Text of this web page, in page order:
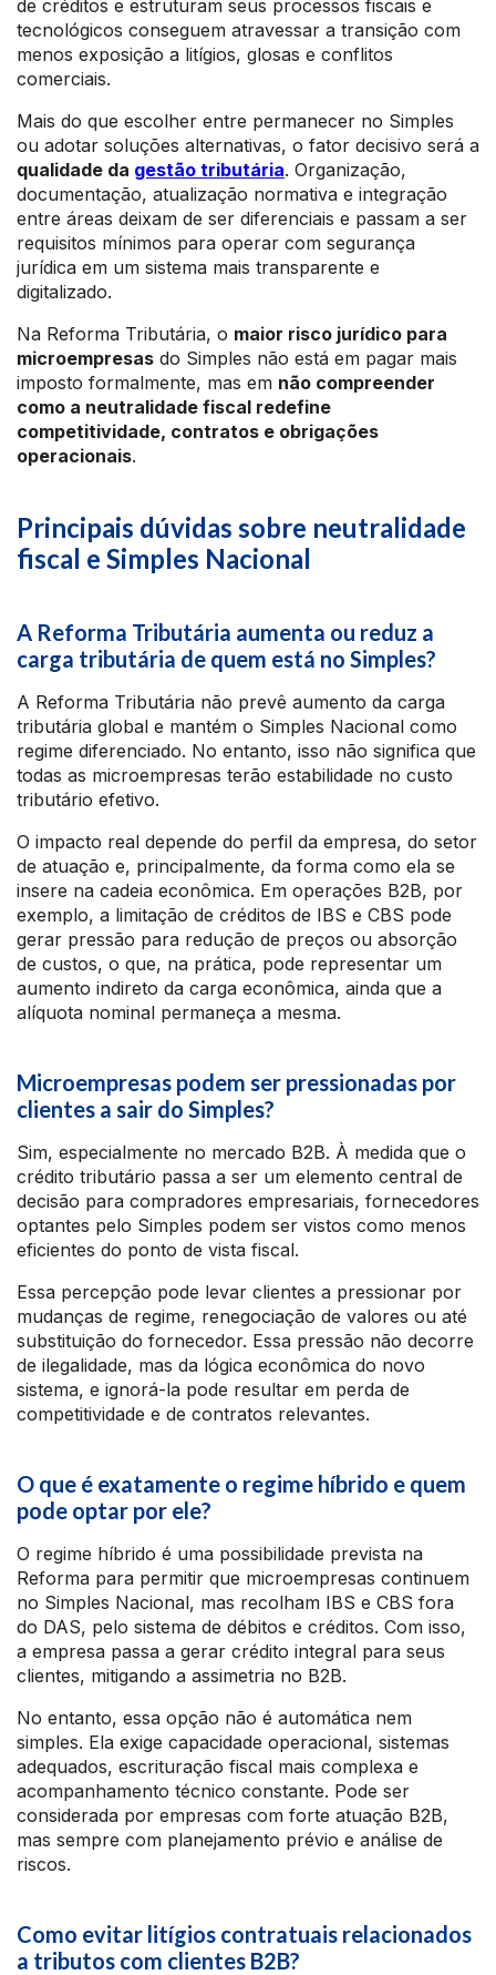
de créditos e estruturam seus processos fiscais e
tecnológicos conseguem atravessar a transição com
menos exposição a litígios, glosas e conflitos
comerciais.
Mais do que escolher entre permanecer no Simples
ou adotar soluções alternativas, o fator decisivo será a
qualidade da gestão tributária. Organização,
documentação, atualização normativa e integração
entre áreas deixam de ser diferenciais e passam a ser
requisitos mínimos para operar com segurança
jurídica em um sistema mais transparente e
digitalizado.
Na Reforma Tributária, o maior risco jurídico para
microempresas do Simples não está em pagar mais
imposto formalmente, mas em não compreender
como a neutralidade fiscal redefine
competitividade, contratos e obrigações
operacionais.
Principais dúvidas sobre neutralidade
fiscal e Simples Nacional
A Reforma Tributária aumenta ou reduz a
carga tributária de quem está no Simples?
A Reforma Tributária não prevê aumento da carga
tributária global e mantém o Simples Nacional como
regime diferenciado. No entanto, isso não significa que
todas as microempresas terão estabilidade no custo
tributário efetivo.
O impacto real depende do perfil da empresa, do setor
de atuação e, principalmente, da forma como ela se
insere na cadeia econômica. Em operações B2B, por
exemplo, a limitação de créditos de IBS e CBS pode
gerar pressão para redução de preços ou absorção
de custos, o que, na prática, pode representar um
aumento indireto da carga econômica, ainda que a
alíquota nominal permaneça a mesma.
Microempresas podem ser pressionadas por
clientes a sair do Simples?
Sim, especialmente no mercado B2B. À medida que o
crédito tributário passa a ser um elemento central de
decisão para compradores empresariais, fornecedores
optantes pelo Simples podem ser vistos como menos
eficientes do ponto de vista fiscal.
Essa percepção pode levar clientes a pressionar por
mudanças de regime, renegociação de valores ou até
substituição do fornecedor. Essa pressão não decorre
de ilegalidade, mas da lógica econômica do novo
sistema, e ignorá-la pode resultar em perda de
competitividade e de contratos relevantes.
O que é exatamente o regime híbrido e quem
pode optar por ele?
O regime híbrido é uma possibilidade prevista na
Reforma para permitir que microempresas continuem
no Simples Nacional, mas recolham IBS e CBS fora
do DAS, pelo sistema de débitos e créditos. Com isso,
a empresa passa a gerar crédito integral para seus
clientes, mitigando a assimetria no B2B.
No entanto, essa opção não é automática nem
simples. Ela exige capacidade operacional, sistemas
adequados, escrituração fiscal mais complexa e
acompanhamento técnico constante. Pode ser
considerada por empresas com forte atuação B2B,
mas sempre com planejamento prévio e análise de
riscos.
Como evitar litígios contratuais relacionados
a tributos com clientes B2B?